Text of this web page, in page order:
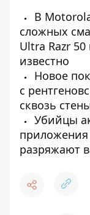
В
сложных
Ultra Razr
известно
Новое
с
сквозь
Убийцы
разряжают